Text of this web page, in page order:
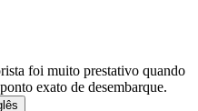
foi muito prestativo quando
exato de desembarque.